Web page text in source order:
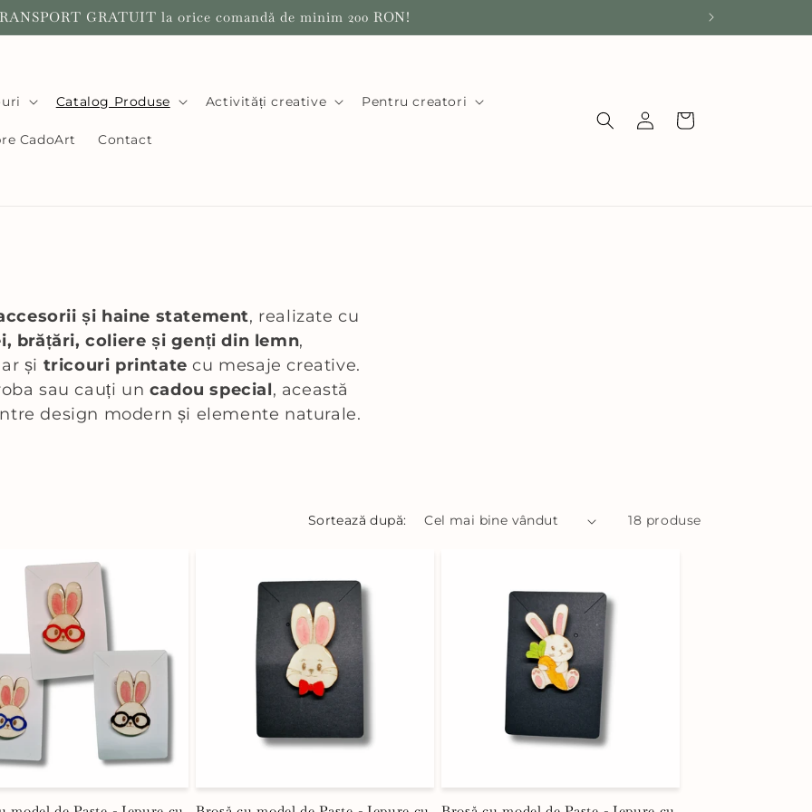
GRATUIT la orice comandă de minim 200 RON!
Catalog Produse Activități creative Pentru creatori
CadoArt Contact
Conectați-
vă
Coș
și haine statement, realizate cu
brățări, coliere și genți din lemn,
și tricouri printate cu mesaje creative.
sau cauți un cadou special, această
design modern și elemente naturale.
Sortează după: 18 produse